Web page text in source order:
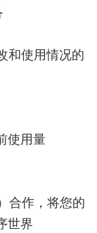
和使用情况的
使用量
合作，将您的
世界